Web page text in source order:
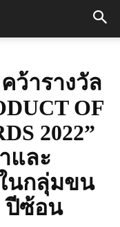
ว้ารางวัล
OF
2022”
และ
นกลุ่มขน
ปีซ้อน